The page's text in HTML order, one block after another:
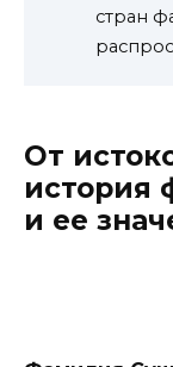
стран
От
история
и ее